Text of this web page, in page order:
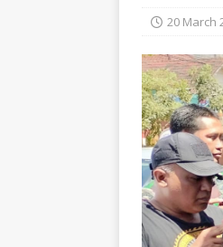
20 March